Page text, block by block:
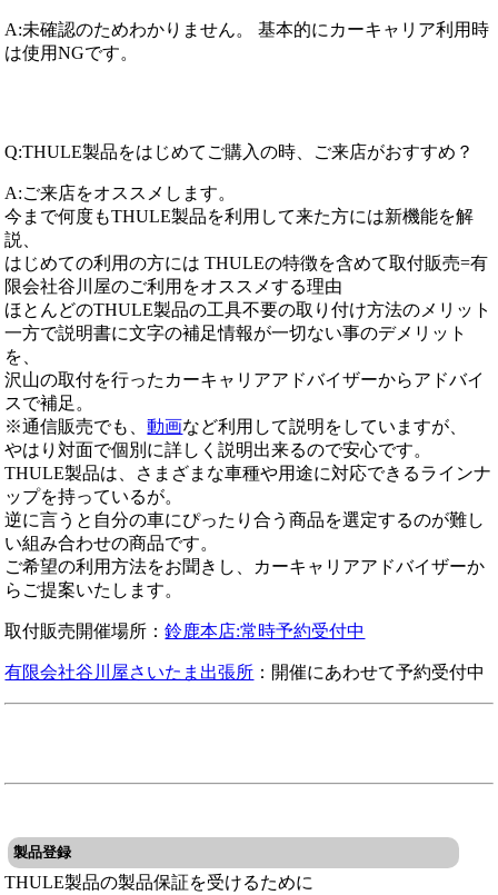
A:未確認のためわかりません。 基本的にカーキャリア利用時
は使用NGです。
Q:THULE製品をはじめてご購入の時、ご来店がおすすめ？
A:ご来店をオススメします。
今まで何度もTHULE製品を利用して来た方には新機能を解
説、
はじめての利用の方には THULEの特徴を含めて取付販売=有
限会社谷川屋のご利用をオススメする理由
ほとんどのTHULE製品の工具不要の取り付け方法のメリット
一方で説明書に文字の補足情報が一切ない事のデメリット
を、
沢山の取付を行ったカーキャリアアドバイザーからアドバイ
スで補足。
※通信販売でも、動画など利用して説明をしていますが、
やはり対面で個別に詳しく説明出来るので安心です。
THULE製品は、さまざまな車種や用途に対応できるラインナ
ップを持っているが。
逆に言うと自分の車にぴったり合う商品を選定するのが難し
い組み合わせの商品です。
ご希望の利用方法をお聞きし、カーキャリアアドバイザーか
らご提案いたします。
取付販売開催場所：鈴鹿本店:常時予約受付中
有限会社谷川屋さいたま出張所 ：開催にあわせて予約受付中
製品登録
THULE製品の製品保証を受けるために